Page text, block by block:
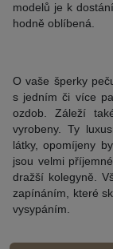
modelů je k
hodně oblíbená.
O vaše šperky
s jedním či více
ozdob. Záleží
vyrobeny. Ty
látky, opomíjeny
jsou velmi
dražší kolegyně.
zapínáním, které
vysypáním.